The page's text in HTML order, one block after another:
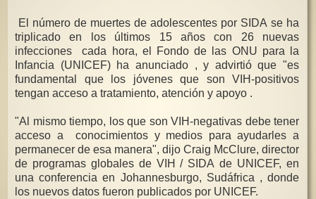
El número de muertes de adolescentes por SIDA se ha
triplicado en los últimos 15 años con 26 nuevas
infecciones cada hora, el Fondo de las ONU para la
Infancia (UNICEF) ha anunciado , y advirtió que "es
fundamental que los jóvenes que son VIH-positivos
tengan acceso a tratamiento, atención y apoyo .
"Al mismo tiempo, los que son VIH-negativas debe tener
acceso a conocimientos y medios para ayudarles a
permanecer de esa manera", dijo Craig McClure, director
de programas globales de VIH / SIDA de UNICEF, en
una conferencia en Johannesburgo, Sudáfrica , donde
los nuevos datos fueron publicados por UNICEF.